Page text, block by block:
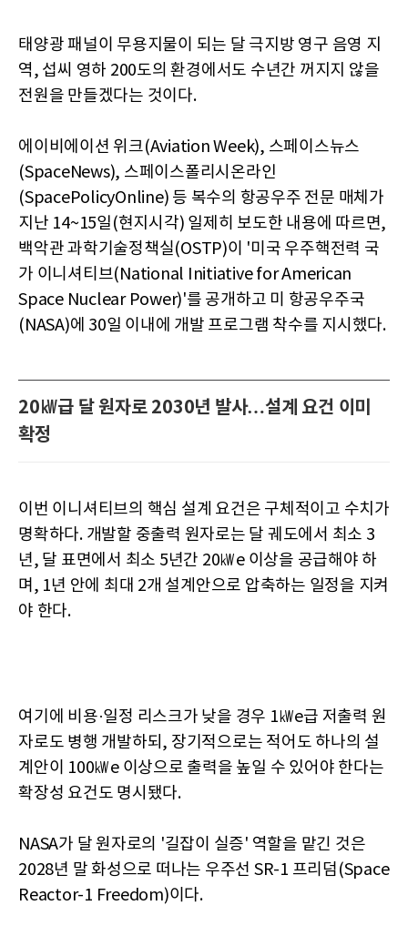
태양광 패널이 무용지물이 되는 달 극지방 영구 음영 지
역, 섭씨 영하 200도의 환경에서도 수년간 꺼지지 않을
전원을 만들겠다는 것이다.
에이비에이션 위크(Aviation Week), 스페이스뉴스
(SpaceNews), 스페이스폴리시온라인
(SpacePolicyOnline) 등 복수의 항공우주 전문 매체가
지난 14~15일(현지시각) 일제히 보도한 내용에 따르면,
백악관 과학기술정책실(OSTP)이 '미국 우주핵전력 국
가 이니셔티브(National Initiative for American
Space Nuclear Power)'를 공개하고 미 항공우주국
(NASA)에 30일 이내에 개발 프로그램 착수를 지시했다.
20㎾급 달 원자로 2030년 발사…설계 요건 이미
확정
이번 이니셔티브의 핵심 설계 요건은 구체적이고 수치가
명확하다. 개발할 중출력 원자로는 달 궤도에서 최소 3
년, 달 표면에서 최소 5년간 20㎾e 이상을 공급해야 하
며, 1년 안에 최대 2개 설계안으로 압축하는 일정을 지켜
야 한다.
여기에 비용·일정 리스크가 낮을 경우 1㎾e급 저출력 원
자로도 병행 개발하되, 장기적으로는 적어도 하나의 설
계안이 100㎾e 이상으로 출력을 높일 수 있어야 한다는
확장성 요건도 명시됐다.
NASA가 달 원자로의 '길잡이 실증' 역할을 맡긴 것은
2028년 말 화성으로 떠나는 우주선 SR-1 프리덤(Space
Reactor-1 Freedom)이다.